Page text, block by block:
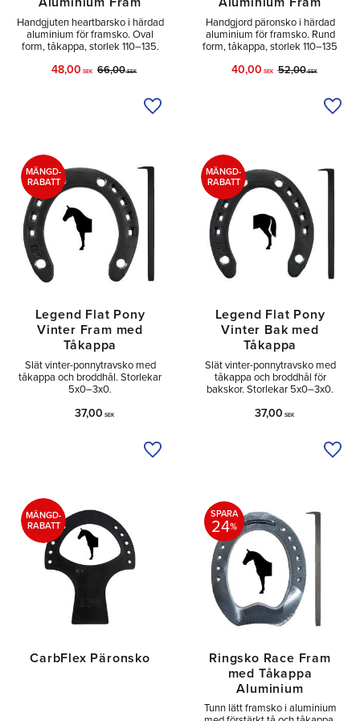
Handgjuten heartbarsko i härdad
aluminium för framsko. Oval
form, tåkappa, storlek 110–135.
48,00 SEK 66,00SEK
Lägg till i önskelista
Handgjord päronsko i härdad
aluminium för framsko. Rund
form, tåkappa, storlek 110–135
40,00 SEK 52,00SEK
Legend Flat Pony
Vinter Fram med
Tåkappa
Slät vinter-ponnytravsko med
tåkappa och broddhål. Storlekar
5x0–3x0.
37,00 SEK
MÄNGD-
RABATT
Lägg till i önskelista
Legend Flat Pony
Vinter Bak med
Tåkappa
Slät vinter-ponnytravsko med
tåkappa och broddhål för
bakskor. Storlekar 5x0–3x0.
37,00 SEK
MÄNGD-
RABATT
CarbFlex Päronsko
MÄNGD-
RABATT
Ringsko Race Fram
med Tåkappa
Aluminium
Tunn lätt framsko i aluminium
SPARA
24%